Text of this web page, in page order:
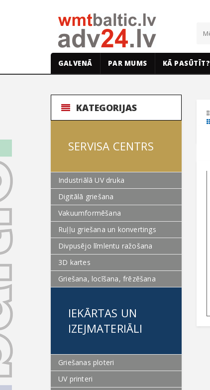
GALVENĀ PAR MUMS KĀ PASŪTĪT?
KATEGORIJAS
SERVISA CENTRS
Industriālā UV druka
Digitālā griešana
Vakuumformēšana
Ruļļu griešana un konvertings
Divpusējo līmlentu ražošana
3D kartes
Griešana, locīšana, frēzēšana
IEKĀRTAS UN
IZEJMATERIĀLI
Griešanas ploteri
UV printeri